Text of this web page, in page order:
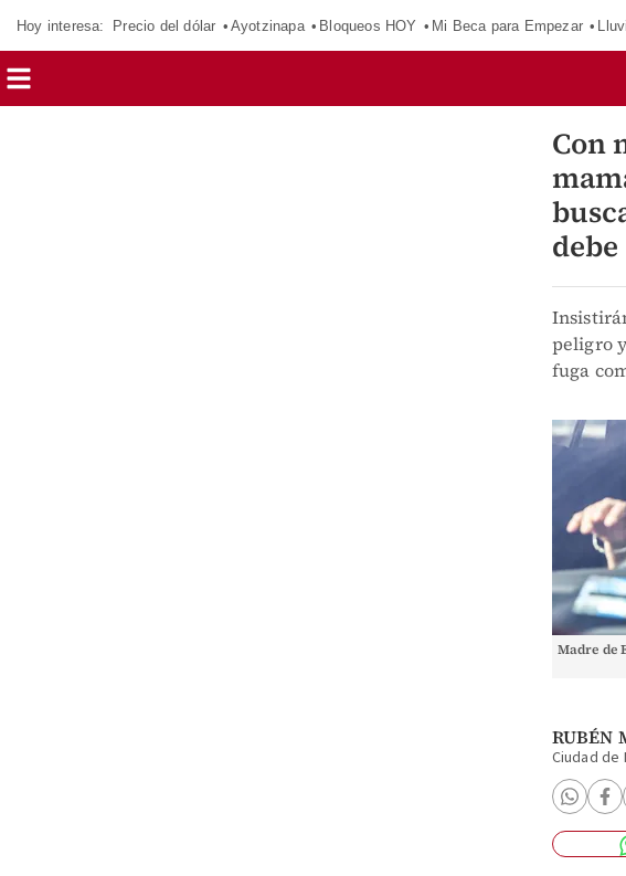
Hoy interesa: Precio del dólar Ayotzinapa Bloqueos HOY Mi Beca para Empezar
Con
peligro
fuga
Madre de
RUBÉN
Ciudad de